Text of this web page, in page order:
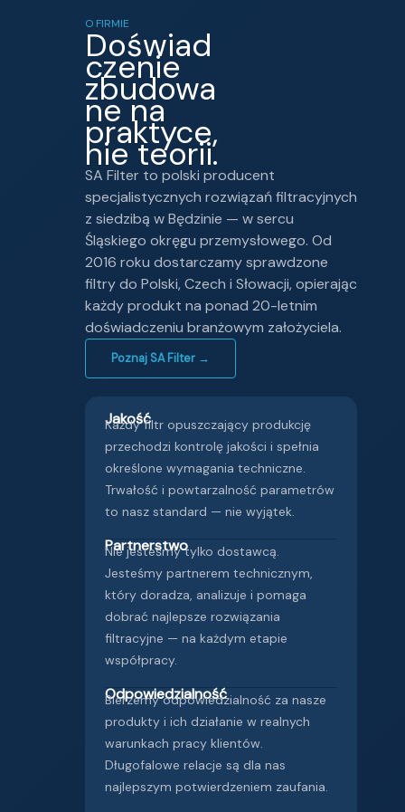
O FIRMIE
Doświad
czenie
zbudowa
ne na
praktyce,
nie teorii.
SA Filter to polski producent
specjalistycznych rozwiązań filtracyjnych
z siedzibą w Będzinie — w sercu
Śląskiego okręgu przemysłowego. Od
2016 roku dostarczamy sprawdzone
filtry do Polski, Czech i Słowacji, opierając
każdy produkt na ponad 20-letnim
doświadczeniu branżowym założyciela.
Poznaj SA Filter →
Jakość
Każdy filtr opuszczający produkcję
przechodzi kontrolę jakości i spełnia
określone wymagania techniczne.
Trwałość i powtarzalność parametrów
to nasz standard — nie wyjątek.
Partnerstwo
Nie jesteśmy tylko dostawcą.
Jesteśmy partnerem technicznym,
który doradza, analizuje i pomaga
dobrać najlepsze rozwiązania
filtracyjne — na każdym etapie
współpracy.
Odpowiedzialność
Bierzemy odpowiedzialność za nasze
produkty i ich działanie w realnych
warunkach pracy klientów.
Długofalowe relacje są dla nas
najlepszym potwierdzeniem zaufania.